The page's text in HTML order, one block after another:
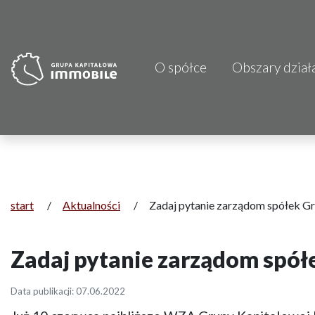
O spółce Obszary
CDI KB Sp. z
Projprzem
Fundacja
start / Aktualności / Zadaj pytanie zarządom spółek
Zadaj pytanie zarządom
Data publikacji: 07.06.2022